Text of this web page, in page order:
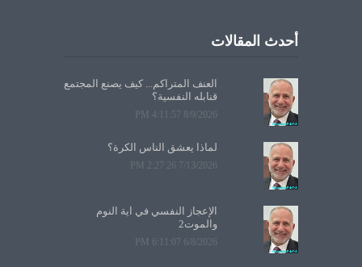
أحدث المقالات
العنف المتراكم... كيف يصنع المجتمع
قنابله النفسية؟
8/9/2026 4:11:57 PM
لماذا يعشق الناس الكرة؟
7/13/2026 2:27:26 PM
الإعجاز النفسي في آية النوم
والموت2
6/8/2026 6:11:07 PM